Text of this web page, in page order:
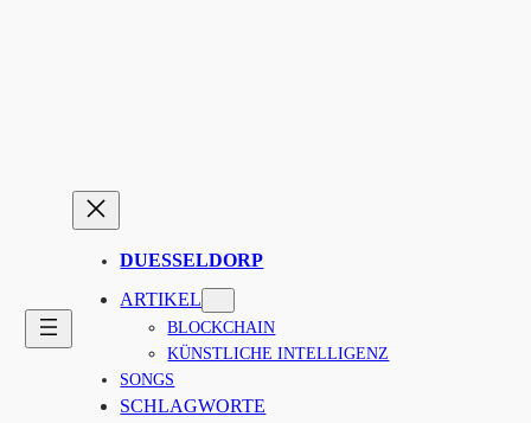
DUESSELDORP
ARTIKEL
BLOCKCHAIN
KÜNSTLICHE INTELLIGENZ
SONGS
SCHLAGWORTE